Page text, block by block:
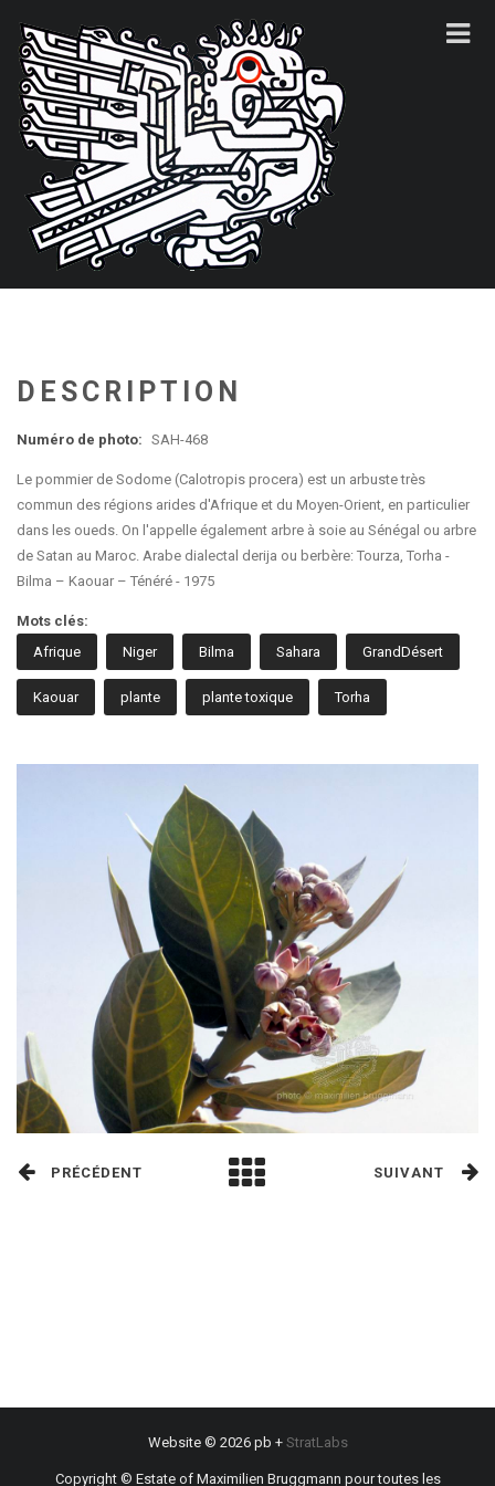
DESCRIPTION
Numéro de photo: SAH-468
Le pommier de Sodome (Calotropis procera) est un arbuste très
commun des régions arides d'Afrique et du Moyen-Orient, en particulier
dans les oueds. On l'appelle également arbre à soie au Sénégal ou arbre
de Satan au Maroc. Arabe dialectal derija ou berbère: Tourza, Torha -
Bilma – Kaouar – Ténéré - 1975
Mots clés:
Afrique
Niger Bilma Sahara GrandDésert
Kaouar plante plante toxique Torha
PRÉCÉDENT SUIVANT
Website © 2026 pb + StratLabs
Copyright © Estate of Maximilien Bruggmann pour toutes les